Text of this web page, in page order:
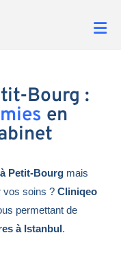
Bourg :
en
Petit-Bourg mais
vos soins ? Cliniqeo
permettant de
à Istanbul.